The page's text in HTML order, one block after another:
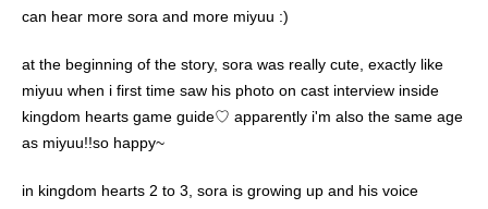
can hear more sora and more miyuu :)
at the beginning of the story, sora was really cute, exactly like
miyuu when i first time saw his photo on cast interview inside
kingdom hearts game guide♡ apparently i'm also the same age
as miyuu!!so happy~
in kingdom hearts 2 to 3, sora is growing up and his voice